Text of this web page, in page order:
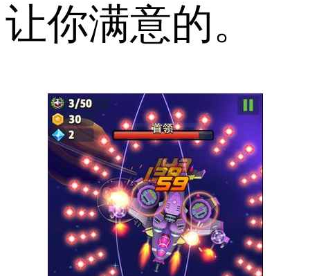
让你满意的。